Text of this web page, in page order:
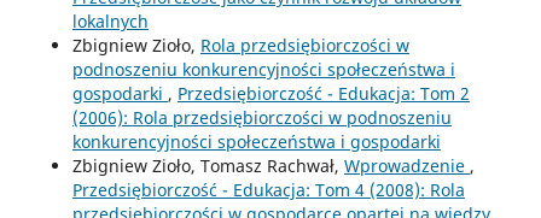
lokalnych
Zbigniew Zioło, Rola przedsiębiorczości w
podnoszeniu konkurencyjności społeczeństwa i
gospodarki , Przedsiębiorczość - Edukacja: Tom 2
(2006): Rola przedsiębiorczości w podnoszeniu
konkurencyjności społeczeństwa i gospodarki
Zbigniew Zioło, Tomasz Rachwał, Wprowadzenie ,
Przedsiębiorczość - Edukacja: Tom 4 (2008): Rola